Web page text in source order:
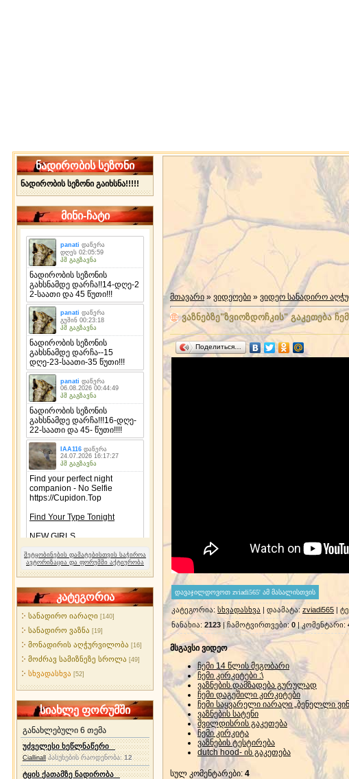
ნადირობის სეზონი
ნადირობის სეზონი გაიხსნა!!!!!
მინი-ჩატი
შეტყობინების დამატებისთვის საჭიროა
ავტორიზაცია და ფორუმში აქტიურობა
კატეგორია
სანადირო იარაღი [140]
სანადირო ვაზნა [19]
მონადირის აღჭურვილობა [16]
მოძრავ სამიზნეზე სროლა [49]
სხვადასხვა [52]
სიახლე ფორუმში
განახლებული 6 თემა
უძველესი ხეწლნაწერი
Ciallinall პასუხების რაოდენობა:12
ტყის ქათამზე ნადირობა
მთავარი » ვიდეოები » ვიდეო სანადირო
ვაზნებზე"ზვიოზდოჩკის" გაკეთება
Поделиться…
კატეგორია: სხვადასხვა | დაამატა:zviadi565 |
ნანახია: 2123 |ჩამოტვირთვები:0 |კომენტარი:
მსგავსი ვიდეო
ჩემი 14 წლის მეგობარი
ჩემი კირკიტები :\
ვაზნების დამზადება გურულად
ჩემი დაგეშილი კირკიტები
ჩემი საყვარელი იარაღი „ბენელლი
ვაზნების სატენი
შვილდისრის გაკეთება
ჩემი კირკიტა
ვაზნების ტესტირება
dutch hood- ის გაკეთება
სულ კომენტარები: 4